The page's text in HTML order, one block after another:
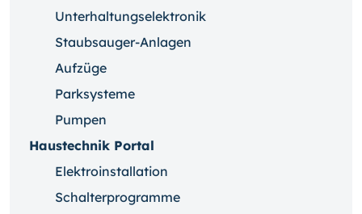
Unterhaltungselektronik
Staubsauger-Anlagen
Aufzüge
Parksysteme
Pumpen
Haustechnik Portal
Elektroinstallation
Schalterprogramme